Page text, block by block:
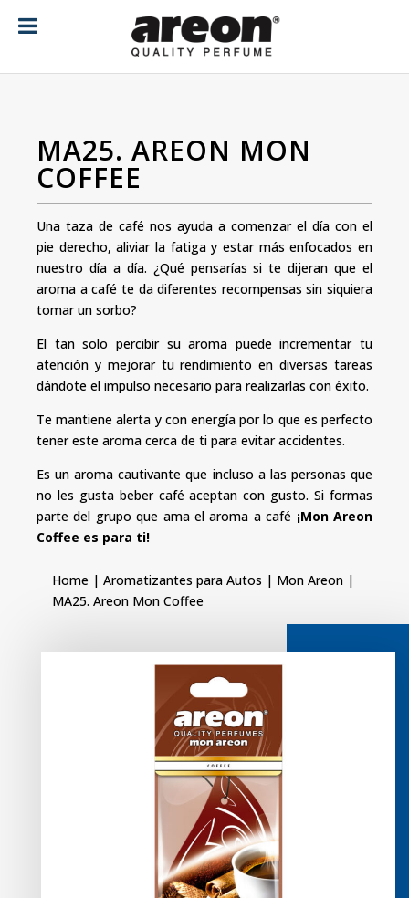
MA25. AREON MON
COFFEE
Una taza de café nos ayuda a comenzar el día con el
pie derecho, aliviar la fatiga y estar más enfocados en
nuestro día a día. ¿Qué pensarías si te dijeran que el
aroma a café te da diferentes recompensas sin siquiera
tomar un sorbo?
El tan solo percibir su aroma puede incrementar tu
atención y mejorar tu rendimiento en diversas tareas
dándote el impulso necesario para realizarlas con éxito.
Te mantiene alerta y con energía por lo que es perfecto
tener este aroma cerca de ti para evitar accidentes.
Es un aroma cautivante que incluso a las personas que
no les gusta beber café aceptan con gusto. Si formas
parte del grupo que ama el aroma a café ¡Mon Areon
Coffee es para ti!
Home | Aromatizantes para Autos | Mon Areon |
MA25. Areon Mon Coffee